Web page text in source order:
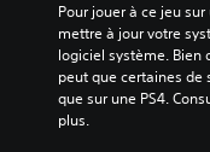
Pour jouer à ce jeu
mettre à jour votre
logiciel système. Bien
peut que certaines
que sur une PS4.
plus.